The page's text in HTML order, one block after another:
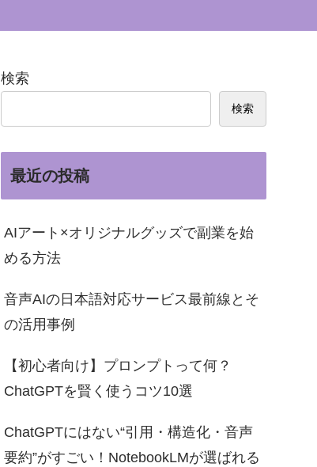
検索
検索
最近の投稿
AIアート×オリジナルグッズで副業を始
める方法
音声AIの日本語対応サービス最前線とそ
の活用事例
【初心者向け】プロンプトって何？
ChatGPTを賢く使うコツ10選
ChatGPTにはない“引用・構造化・音声
要約”がすごい！NotebookLMが選ばれる